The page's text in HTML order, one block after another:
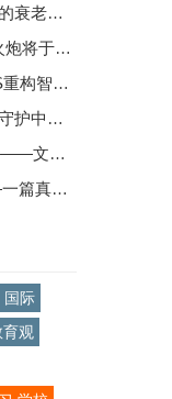
脑预警”
开启预售
行新体验
晰视界
旅新时代
器的指南
国际
育观